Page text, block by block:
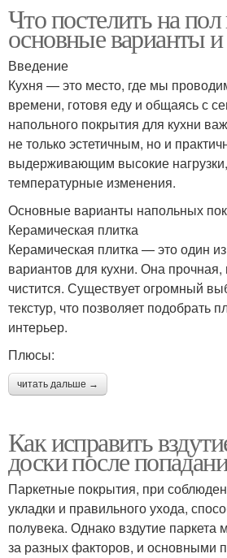
Что постелить на
основные варианты
Введение
Кухня — это место, где мы
времени, готовя еду и общаясь с
напольного покрытия для кухни
не только эстетичным, но и
выдерживающим высокие
температурные изменения.
Основные варианты напольных
Керамическая плитка
Керамическая плитка — это один
вариантов для кухни. Она прочная,
чистится. Существует огромный
текстур, что позволяет подобрать
интерьер.
Плюсы:
читать дальше →
Как исправить
доски после
Паркетные покрытия, при
укладки и правильного ухода,
полувека. Однако вздутие паркета
за разных факторов, и основными